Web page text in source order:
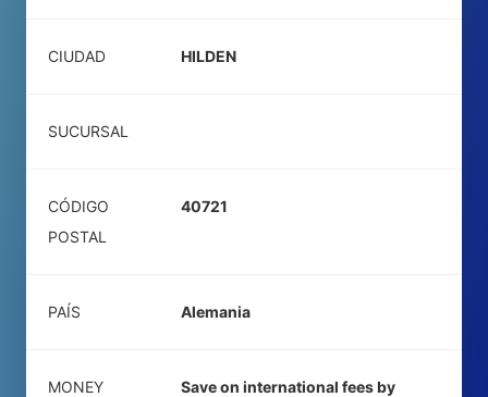
CIUDAD HILDEN
SUCURSAL
CÓDIGO
POSTAL
40721
PAÍS Alemania
MONEY
Save on international fees by